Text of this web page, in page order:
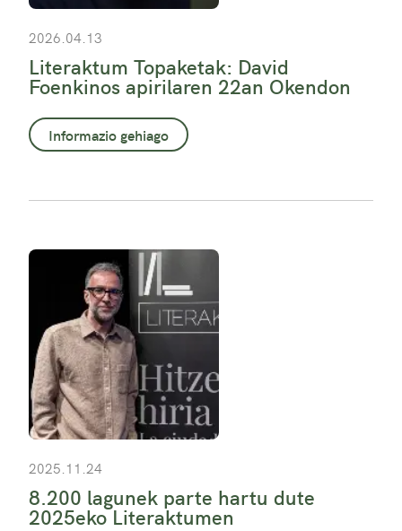
2026.04.13
Literaktum Topaketak: David
Foenkinos apirilaren 22an Okendon
Informazio gehiago
2025.11.24
8.200 lagunek parte hartu dute
2025eko Literaktumen